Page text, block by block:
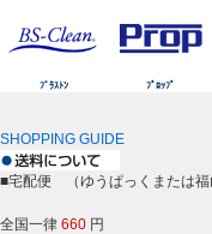
ﾌﾞﾗｽﾄﾝ ﾌﾟﾛｯﾌﾟ
SHOPPING GUIDE
■宅配便 （ゆうぱっくまたは福
全国一律 660 円